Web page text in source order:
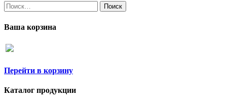
Найти:
Ваша корзина
Перейти в корзину
Каталог продукции